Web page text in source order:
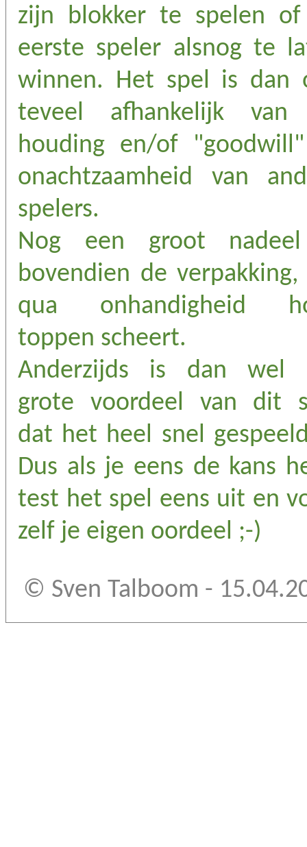
zijn blokker te spelen
eerste speler alsnog te
winnen. Het spel is dan
teveel afhankelijk van
houding en/of
onachtzaamheid van
spelers.
Nog een groot
bovendien de
qua onhandigheid
toppen scheert.
Anderzijds is dan wel
grote voordeel van dit
dat het heel snel
Dus als je eens de kans
test het spel eens uit en
zelf je eigen oordeel ;-)
© Sven Talboom -